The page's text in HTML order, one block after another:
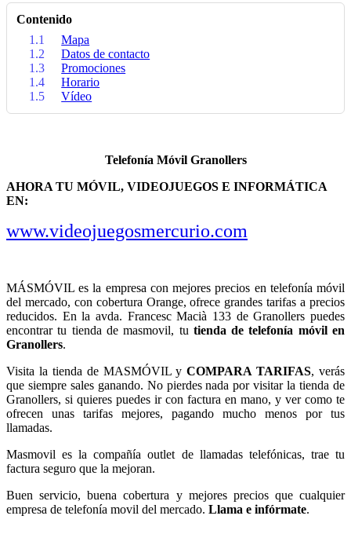
Contenido
1.1
Mapa
1.2
Datos de contacto
1.3
Promociones
1.4
Horario
1.5
Vídeo
Telefonía Móvil Granollers
AHORA TU MÓVIL, VIDEOJUEGOS E INFORMÁTICA
EN:
www.videojuegosmercurio.com
MÁSMÓVIL es la empresa con mejores precios en telefonía móvil
del mercado, con cobertura Orange, ofrece grandes tarifas a precios
reducidos. En la avda. Francesc Macià 133 de Granollers puedes
encontrar tu tienda de masmovil, tu tienda de telefonía móvil en
Granollers.
Visita la tienda de MASMÓVIL yCOMPARA TARIFAS, verás
que siempre sales ganando. No pierdes nada por visitar la tienda de
Granollers, si quieres puedes ir con factura en mano, y ver como te
ofrecen unas tarifas mejores, pagando mucho menos por tus
llamadas.
Masmovil es la compañía outlet de llamadas telefónicas, trae tu
factura seguro que la mejoran.
Buen servicio, buena cobertura y mejores precios que cualquier
empresa de telefonía movil del mercado. Llama e infórmate.